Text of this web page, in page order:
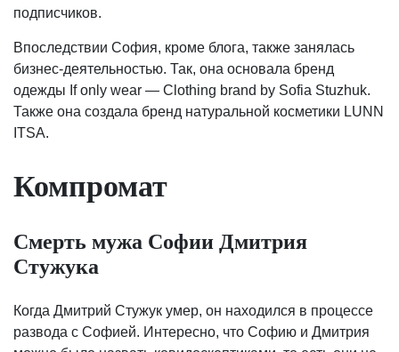
подписчиков.
Впоследствии София, кроме блога, также занялась
бизнес-деятельностью. Так, она основала бренд
одежды If only wear — Clothing brand by Sofia Stuzhuk.
Также она создала бренд натуральной косметики LUNN
ITSA.
Компромат
Смерть мужа Софии Дмитрия
Стужука
Когда Дмитрий Стужук умер, он находился в процессе
развода с Софией. Интересно, что Софию и Дмитрия